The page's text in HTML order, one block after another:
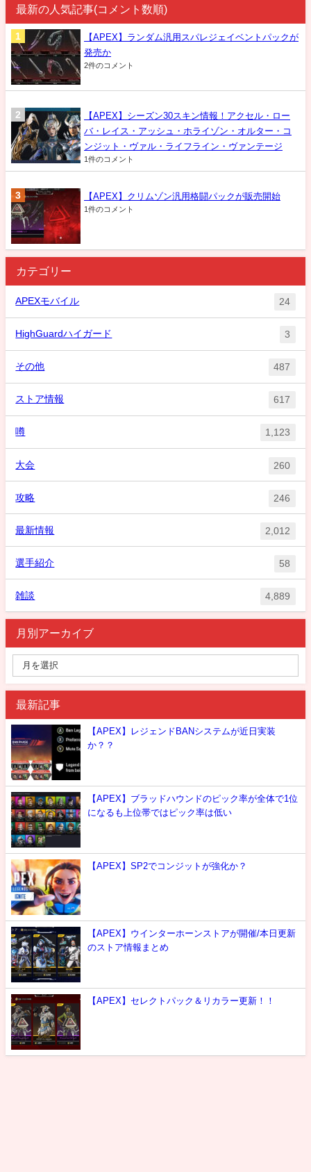
最新の人気記事(コメント数順)
【APEX】ランダム汎用スパレジェイベントパックが
発売か
2件のコメント
【APEX】シーズン30スキン情報！アクセル・ロー
バ・レイス・アッシュ・ホライゾン・オルター・コ
ンジット・ヴァル・ライフライン・ヴァンテージ
1件のコメント
【APEX】クリムゾン汎用格闘パックが販売開始
1件のコメント
カテゴリー
APEXモバイル 24
HighGuardハイガード 3
その他 487
ストア情報 617
噂 1,123
大会 260
攻略 246
最新情報 2,012
選手紹介 58
雑談 4,889
月別アーカイブ
最新記事
【APEX】レジェンドBANシステムが近日実装
か？？
【APEX】ブラッドハウンドのピック率が全体で1位
になるも上位帯ではピック率は低い
【APEX】SP2でコンジットが強化か？
【APEX】ウインターホーンストアが開催/本日更新
のストア情報まとめ
【APEX】セレクトパック＆リカラー更新！！